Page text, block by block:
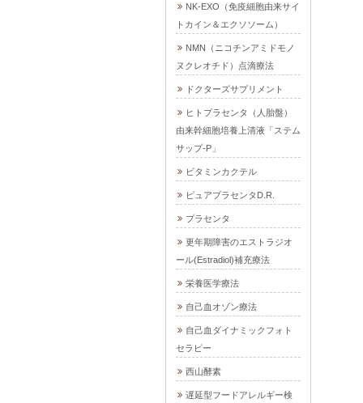
NK-EXO（免疫細胞由来サイ
トカイン＆エクソソーム）
NMN（ニコチンアミドモノ
ヌクレオチド）点滴療法
ドクターズサプリメント
ヒトプラセンタ（人胎盤）
由来幹細胞培養上清液「ステム
サップ-P」
ビタミンカクテル
ピュアプラセンタD.R.
プラセンタ
更年期障害のエストラジオ
ール(Estradiol)補充療法
栄養医学療法
自己血オゾン療法
自己血ダイナミックフォト
セラピー
西山酵素
遅延型フードアレルギー検